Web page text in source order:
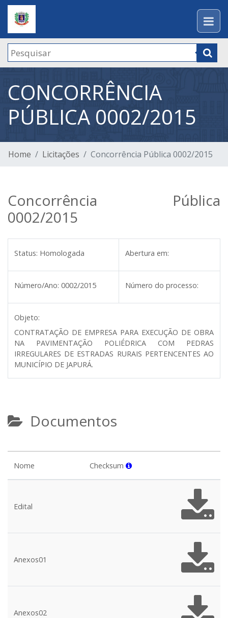
CONCORRÊNCIA
PÚBLICA 0002/2015
Home Licitações Concorrência Pública 0002/2015
Concorrência Pública
0002/2015
Status: Homologada Abertura em:
Número/Ano: 0002/2015 Número do processo:
Objeto:
CONTRATAÇÃO DE EMPRESA PARA EXECUÇÃO DE OBRA
NA PAVIMENTAÇÃO POLIÉDRICA COM PEDRAS
IRREGULARES DE ESTRADAS RURAIS PERTENCENTES AO
MUNICÍPIO DE JAPURÁ.
Documentos
Nome Checksum
Edital
Anexos01
Anexos02